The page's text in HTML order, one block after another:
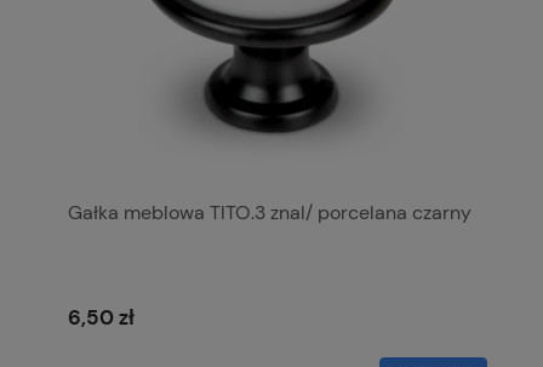
Gałka meblowa TITO.3 znal/ porcelana czarny
6,50 zł